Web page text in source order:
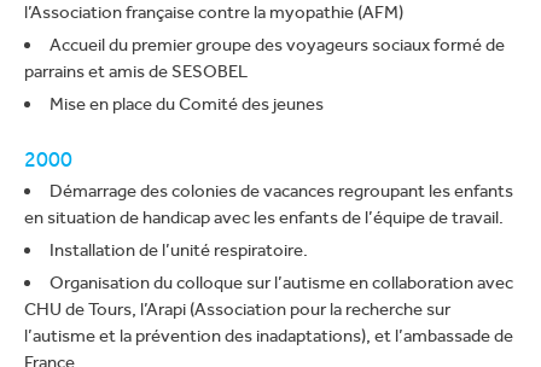
l’Association française contre la myopathie (AFM)
Accueil du premier groupe des voyageurs sociaux formé de
parrains et amis de SESOBEL
Mise en place du Comité des jeunes
2000
Démarrage des colonies de vacances regroupant les enfants
en situation de handicap avec les enfants de l’équipe de travail.
Installation de l’unité respiratoire.
Organisation du colloque sur l’autisme en collaboration avec
CHU de Tours, l’Arapi (Association pour la recherche sur
l’autisme et la prévention des inadaptations), et l’ambassade de
France